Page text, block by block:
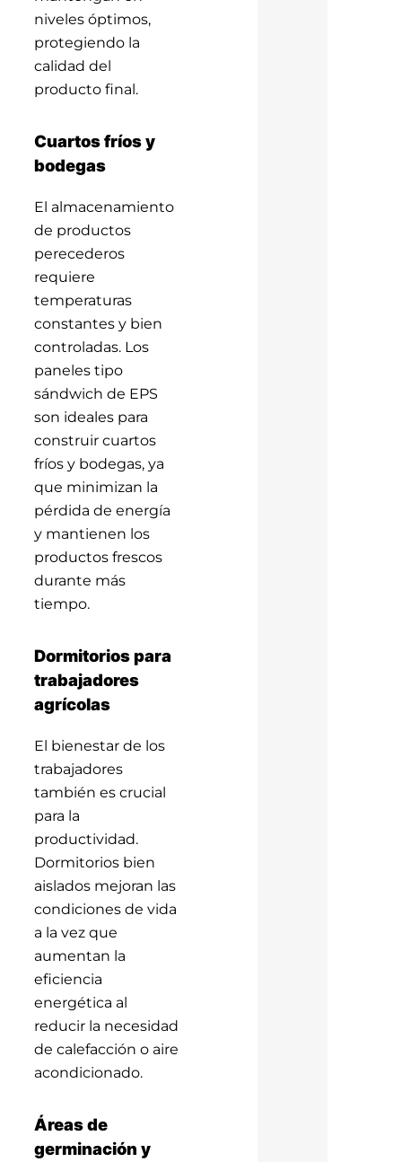
niveles óptimos,
protegiendo la
calidad del
producto final.
Cuartos fríos y
bodegas
El almacenamiento
de productos
perecederos
requiere
temperaturas
constantes y bien
controladas. Los
paneles tipo
sándwich de EPS
son ideales para
construir cuartos
fríos y bodegas, ya
que minimizan la
pérdida de energía
y mantienen los
productos frescos
durante más
tiempo.
Dormitorios para
trabajadores
agrícolas
El bienestar de los
trabajadores
también es crucial
para la
productividad.
Dormitorios bien
aislados mejoran las
condiciones de vida
a la vez que
aumentan la
eficiencia
energética al
reducir la necesidad
de calefacción o aire
acondicionado.
Áreas de
germinación y